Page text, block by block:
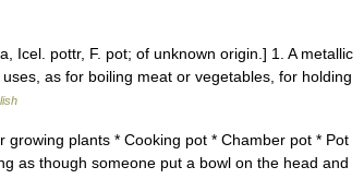
Icel. pottr, F. pot; of unknown origin.] 1. A metallic
as for boiling meat or vegetables, for holding
plants * Cooking pot * Chamber pot * Pot
as though someone put a bowl on the head and